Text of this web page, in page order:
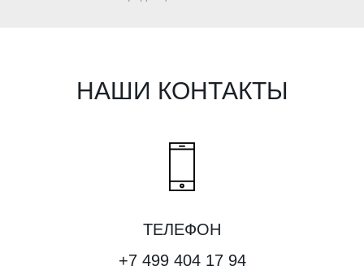
НАШИ КОНТАКТЫ
ТЕЛЕФОН
+7 499 404 17 94